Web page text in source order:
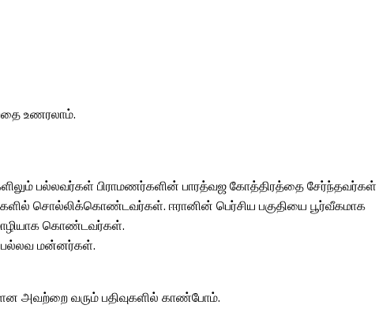
உணரலாம்.
பல்லவர்கள் பிராமணர்களின் பாரத்வஜ கோத்திரத்தை சேர்ந்தவர்கள்
சொல்லிக்கொண்டவர்கள். ஈரானின் பெர்சிய பகுதியை பூர்வீகமாக
கொண்டவர்கள்.
பல்லவ மன்னர்கள்.
அவற்றை வரும் பதிவுகளில் காண்போம்.